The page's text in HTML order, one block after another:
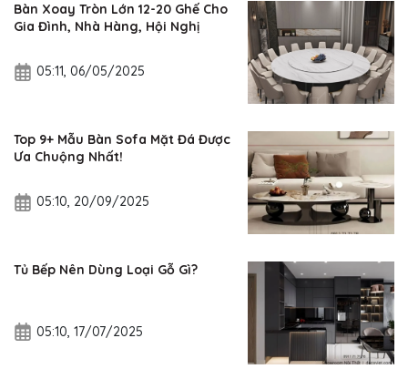
Bàn Xoay Tròn Lớn 12-20 Ghế Cho
Gia Đình, Nhà Hàng, Hội Nghị
05:11, 06/05/2025
Top 9+ Mẫu Bàn Sofa Mặt Đá Được
Ưa Chuộng Nhất!
05:10, 20/09/2025
Tủ Bếp Nên Dùng Loại Gỗ Gì?
05:10, 17/07/2025